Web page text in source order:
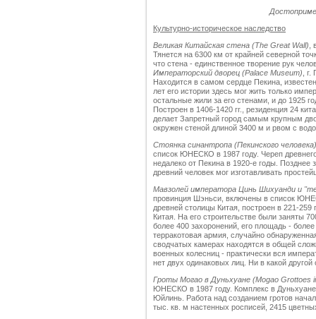
Культурно-историческое наследство
Великая Китайская стена (The Great Wall)
Тянется на 6300 км от крайней северной
что стена - единственное творение рук
Императорский дворец (Palace Museum) ,
Находится в самом сердце Пекина,
лет его истории здесь мог жить только
остальные жили за его стенами, и до 1925
Построен в 1406-1420 гг., резиденция 24
делает Запретный город самым крупным
окружен стеной длиной 3400 м и рвом с
Стоянка синантропа (Пекинского человека)
список ЮНЕСКО в 1987 году. Череп
недалеко от Пекина в 1920-е годы. Позднее
древний человек мог изготавливать
Мавзолей императора Цинь Шихуанди и
провинция Шэньси, включены в список
древней столицы Китая, построен в 221-259
Китая. На его строительстве были заняты
более 400 захоронений, его площадь -
терракотовая армия, случайно
сводчатых камерах находятся в общей
военных колесниц - практически вся
нет двух одинаковых лиц. Ни в какой другой
Гроты Могао в Дуньхуане (Mogao Grottoes
ЮНЕСКО в 1987 году. Комплекс в
Юйлинь. Работа над созданием гротов
тыс. кв. м настенных росписей, 2415